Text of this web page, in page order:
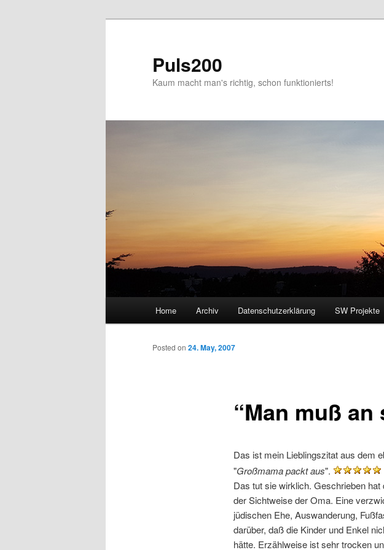
Puls200
Kaum macht man's richtig, schon funktionierts!
Home Archiv Datenschutzerklärung SW Projekte
“Man muß
Posted on 24. May, 2007
Das ist mein Lieblingszitat aus dem
"Großmama packt aus".
Das tut sie wirklich. Geschrieben
der Sichtweise der Oma. Eine
jüdischen Ehe, Auswanderung,
darüber, daß die Kinder und Enkel
hätte. Erzählweise ist sehr trocken